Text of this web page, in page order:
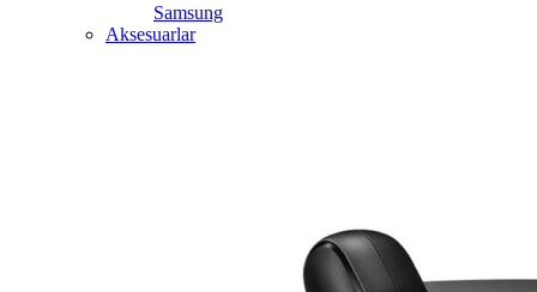
Samsung
Aksesuarlar